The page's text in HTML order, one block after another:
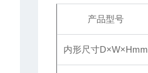
产品型号
内形尺寸D×W×Hmm